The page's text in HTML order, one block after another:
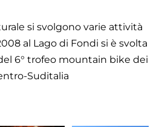
si svolgono varie attività
al Lago di Fondi si è svolta
6° trofeo mountain bike dei
Suditalia